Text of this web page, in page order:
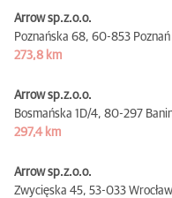
Arrow sp.z.o.o.
Poznańska 68, 60-853 Poznań
273,8 km
Arrow sp.z.o.o.
Bosmańska 1D/4, 80-297
297,4 km
Arrow sp.z.o.o.
Zwycięska 45, 53-033 Wrocław